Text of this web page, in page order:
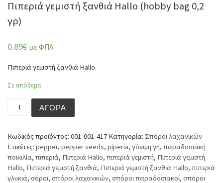
Πιπεριά γεμιστή ξανθιά Hallo (hobby bag 0,2
γρ)
0.89€ με ΦΠΑ
Πιπεριά γεμιστή ξανθιά Hallo.
Σε απόθεμα
ΑΓΟΡΆ
Κωδικός προϊόντος: 001-001-417 Κατηγορία: Σπόροι λαχανικών
Ετικέτες: pepper, pepper seeds, piperia, γόνιμη γη, παραδοσιακή
ποικιλία, πιπεριά, Πιπεριά Hallo, πιπεριά γεμιστή, Πιπεριά γεμιστή
Hallo, Πιπεριά γεμιστή ξανθιά, Πιπεριά γεμιστή ξανθιά Hallo, πιπεριά
γλυκιά, σόροι, σπόροι λαχανικών, σπόροι παραδοσιακοί, σπόροι